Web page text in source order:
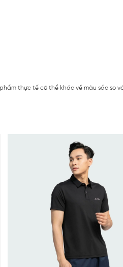
thực tế có thể khác về màu sắc so